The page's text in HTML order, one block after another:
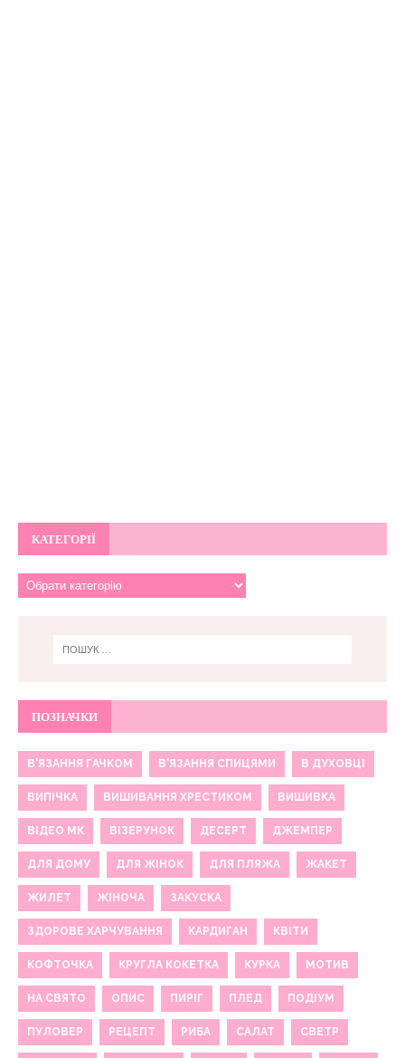
КАТЕГОРІЇ
ПОЗНАЧКИ
В'ЯЗАННЯ ГАЧКОМ В'ЯЗАННЯ СПИЦЯМИ В ДУХОВЦІ
ВИПІЧКА ВИШИВАННЯ ХРЕСТИКОМ ВИШИВКА
ВІДЕО МК ВІЗЕРУНОК ДЕСЕРТ ДЖЕМПЕР
ДЛЯ ДОМУ ДЛЯ ЖІНОК ДЛЯ ПЛЯЖА ЖАКЕТ
ЖИЛЕТ ЖІНОЧА ЗАКУСКА
ЗДОРОВЕ ХАРЧУВАННЯ КАРДИГАН КВІТИ
КОФТОЧКА КРУГЛА КОКЕТКА КУРКА МОТИВ
НА СВЯТО ОПИС ПИРІГ ПЛЕД ПОДІУМ
ПУЛОВЕР РЕЦЕПТ РИБА САЛАТ СВЕТР